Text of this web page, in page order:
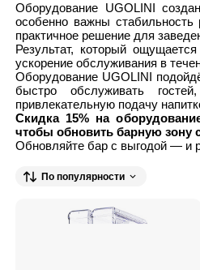
Оборудование UGOLINI
особенно важны стабильность
практичное решение для
Результат, который
ускорение обслуживания в
Оборудование UGOLINI
быстро обслуживать
привлекательную подачу
Скидка 15% на
чтобы обновить барную зону
Обновляйте бар с выгодой — и
По популярности